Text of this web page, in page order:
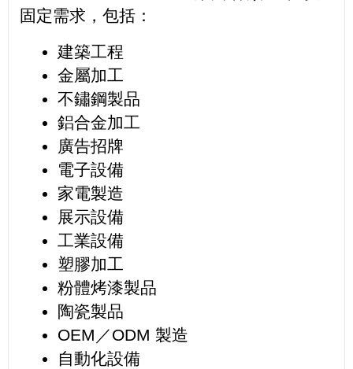
固定需求，包括：
建築工程
金屬加工
不鏽鋼製品
鋁合金加工
廣告招牌
電子設備
家電製造
展示設備
工業設備
塑膠加工
粉體烤漆製品
陶瓷製品
OEM／ODM 製造
自動化設備